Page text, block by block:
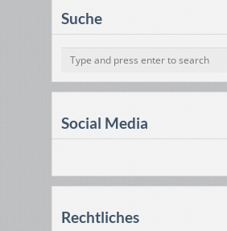
Suche
Social Media
Rechtliches